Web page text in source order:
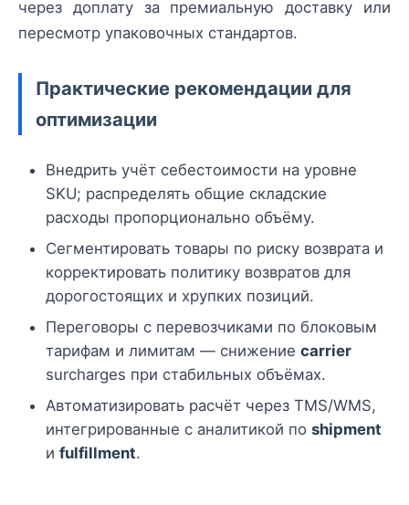
через доплату за премиальную доставку или
пересмотр упаковочных стандартов.
Практические рекомендации для
оптимизации
Внедрить учёт себестоимости на уровне
SKU; распределять общие складские
расходы пропорционально объёму.
Сегментировать товары по риску возврата и
корректировать политику возвратов для
дорогостоящих и хрупких позиций.
Переговоры с перевозчиками по блоковым
тарифам и лимитам — снижение carrier
surcharges при стабильных объёмах.
Автоматизировать расчёт через TMS/WMS,
интегрированные с аналитикой по shipment
и fulfillment.